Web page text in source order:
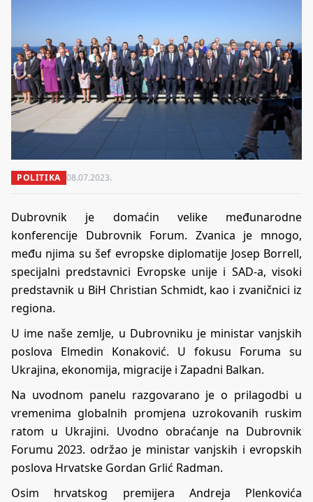
POLITIKA 08.07.2023.
Dubrovnik je domaćin velike međunarodne
konferencije Dubrovnik Forum. Zvanica je mnogo,
među njima su šef evropske diplomatije Josep Borrell,
specijalni predstavnici Evropske unije i SAD-a, visoki
predstavnik u BiH Christian Schmidt, kao i zvaničnici iz
regiona.
U ime naše zemlje, u Dubrovniku je ministar vanjskih
poslova Elmedin Konaković. U fokusu Foruma su
Ukrajina, ekonomija, migracije i Zapadni Balkan.
Na uvodnom panelu razgovarano je o prilagodbi u
vremenima globalnih promjena uzrokovanih ruskim
ratom u Ukrajini. Uvodno obraćanje na Dubrovnik
Forumu 2023. održao je ministar vanjskih i evropskih
poslova Hrvatske Gordan Grlić Radman.
Osim hrvatskog premijera Andreja Plenkovića